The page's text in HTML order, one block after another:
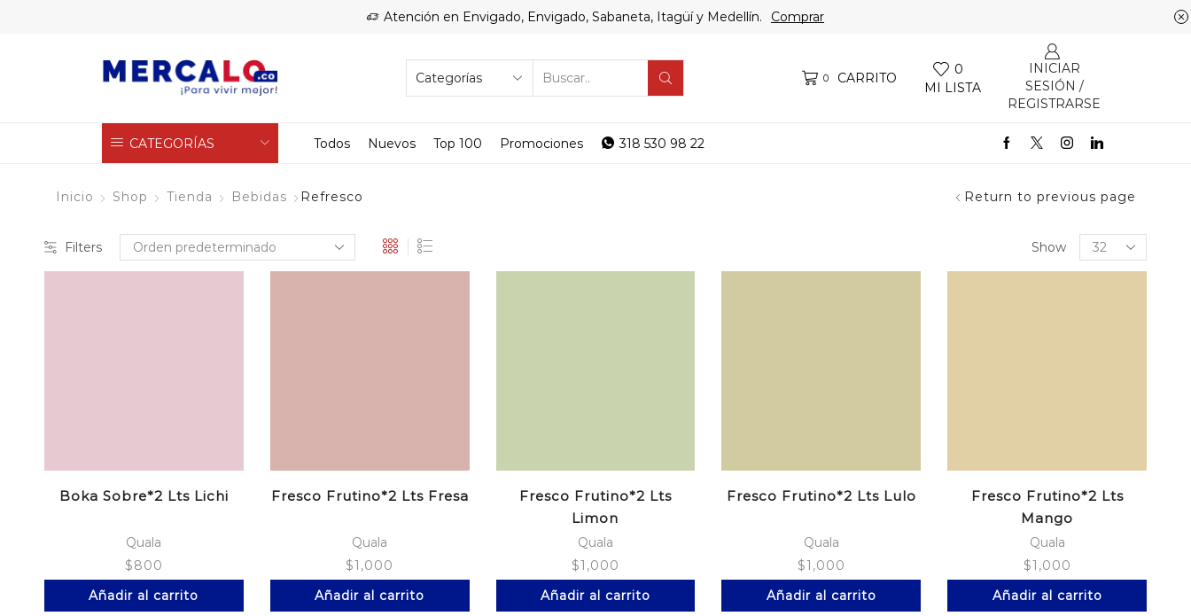
Atención en Envigado, Envigado, Sabaneta, Itagüí y Medellín. Comprar
SEARCH
0 CARRITO
0
MI LISTA
INICIAR
SESIÓN /
REGISTRARSE
CATEGORÍAS Todos Nuevos Top 100 Promociones 318 530 98 22
Inicio Shop Tienda Bebidas Refresco Return to previous page
Filters Show
Products
per
Boka Sobre*2 Lts Lichi
Quala
$800
Añadir al carrito
Fresco Frutino*2 Lts Fresa
Quala
$1,000
Añadir al carrito
Fresco Frutino*2 Lts
Limon
Quala
$1,000
Añadir al carrito
Fresco Frutino*2 Lts Lulo
Quala
$1,000
Añadir al carrito
Fresco Frutino*2 Lts
Mango
Quala
$1,000
Añadir al carrito